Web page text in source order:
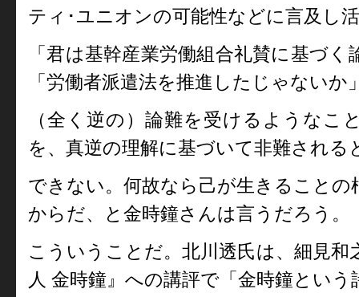
ティ･ユニオンの可能性などに言及し
「君は基幹産業労働組合礼賛に基づ
「労働者派遣法を推進したじゃない
（全く逆の）論難を受けるようなこ
を、真逆の理解に基づいて非難される
できない。何故なら己が生きること
からだ、と金時鐘さんは言うだろう。
こういうことだ。北川透氏は、細見
人 金時鐘』への講評で「金時鐘とい